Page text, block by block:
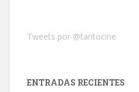
Tweets por @tantocine
ENTRADAS RECIENTES